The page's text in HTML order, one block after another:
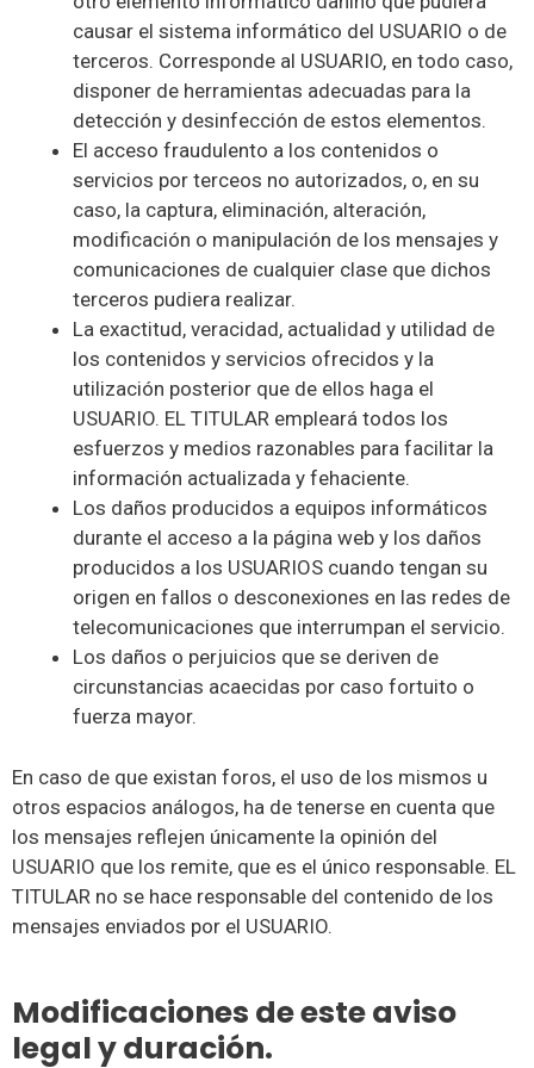
causar el sistema informático del USUARIO o de
terceros. Corresponde al USUARIO, en todo caso,
disponer de herramientas adecuadas para la
detección y desinfección de estos elementos.
El acceso fraudulento a los contenidos o
servicios por terceos no autorizados, o, en su
caso, la captura, eliminación, alteración,
modificación o manipulación de los mensajes y
comunicaciones de cualquier clase que dichos
terceros pudiera realizar.
La exactitud, veracidad, actualidad y utilidad de
los contenidos y servicios ofrecidos y la
utilización posterior que de ellos haga el
USUARIO. EL TITULAR empleará todos los
esfuerzos y medios razonables para facilitar la
información actualizada y fehaciente.
Los daños producidos a equipos informáticos
durante el acceso a la página web y los daños
producidos a los USUARIOS cuando tengan su
origen en fallos o desconexiones en las redes de
telecomunicaciones que interrumpan el servicio.
Los daños o perjuicios que se deriven de
circunstancias acaecidas por caso fortuito o
fuerza mayor.
En caso de que existan foros, el uso de los mismos u
otros espacios análogos, ha de tenerse en cuenta que
los mensajes reflejen únicamente la opinión del
USUARIO que los remite, que es el único responsable. EL
TITULAR no se hace responsable del contenido de los
mensajes enviados por el USUARIO.
Modificaciones de este aviso
legal y duración.